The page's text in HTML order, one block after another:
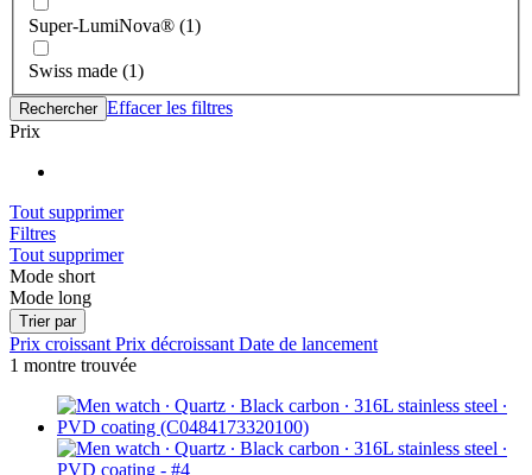
Super-LumiNova® (1)
Swiss made (1)
Rechercher Effacer les filtres
Prix
Tout supprimer
Filtres
Tout supprimer
Mode short
Mode long
Trier par
Prix croissantPrix décroissantDate de lancement
1 montre trouvée